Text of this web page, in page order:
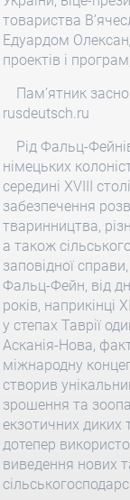
товариства
Едуардом
проектів і
Пам’ятник
rusdeutsch.ru
Рід Фальц-
німецьких
середині ХVIII
забезпечення
тваринництва,
а також
заповідної
Фальц-Фейн, від
років, наприкінці
у степах Таврії
Асканія-Нова,
міжнародну
створив
зрошення та
екзотичних диких
дотепер
виведення нових